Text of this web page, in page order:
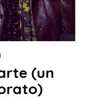
(un